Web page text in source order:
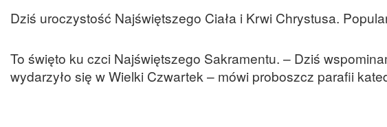
Dziś uroczystość Najświętszego Ciała i Krwi Chrystusa.
To święto ku czci Najświętszego Sakramentu. – Dziś
wydarzyło się w Wielki Czwartek – mówi proboszcz parafii